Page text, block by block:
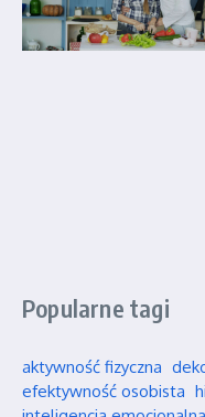
Popularne tagi
aktywność fizyczna
efektywność osobista